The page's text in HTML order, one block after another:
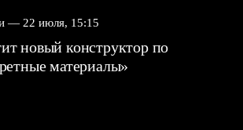
— 22 июля, 15:15
новый конструктор по
материалы»